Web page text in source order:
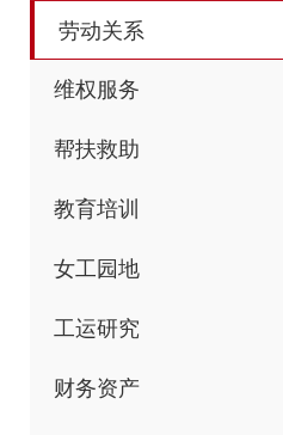
劳动关系
维权服务
帮扶救助
教育培训
女工园地
工运研究
财务资产